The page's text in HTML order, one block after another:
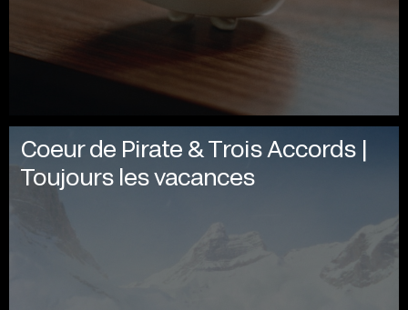
Coeur de Pirate & Trois Accords |
Toujours les vacances